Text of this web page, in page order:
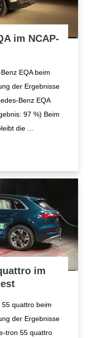
im NCAP-
EQA beim
der Ergebnisse
Benz EQA
97 %) Beim
die
im
quattro beim
der Ergebnisse
tron 55 quattro